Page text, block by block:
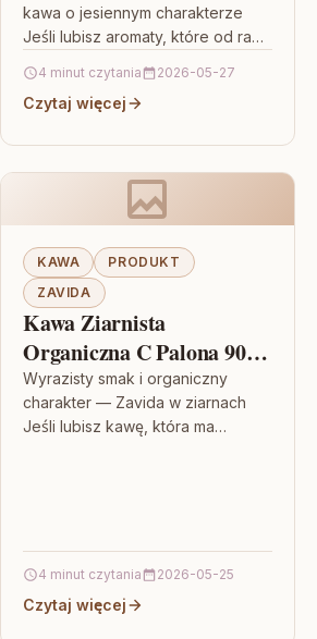
kawa o jesiennym charakterze
Jeśli lubisz aromaty, które od razu
chłodniejszych dni, Zavida
Pumpkin Spice…
4 minut czytania 2026-05-27
Czytaj więcej
KAWA
PRODUKT
ZAVIDA
Kawa Ziarnista
Organiczna C Palona 907g
Zavida
Wyrazisty smak i organiczny
charakter — Zavida w ziarnach
Jeśli lubisz kawę, która ma
4 minut czytania 2026-05-25
Czytaj więcej